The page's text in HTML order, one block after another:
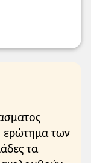
ερώτημα των
τα